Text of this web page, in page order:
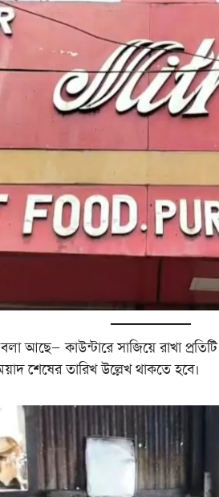
আছে— কাউন্টারে সাজিয়ে রাখা প্রতিটি
শেষের তারিখ উল্লেখ থাকতে হবে।